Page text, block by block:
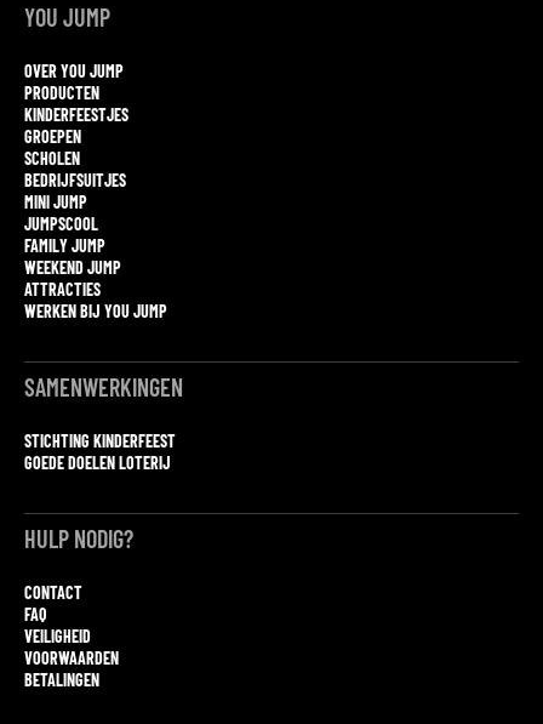
YOU JUMP
OVER YOU JUMP
PRODUCTEN
KINDERFEESTJES
GROEPEN
SCHOLEN
BEDRIJFSUITJES
MINI JUMP
JUMPSCOOL
FAMILY JUMP
WEEKEND JUMP
ATTRACTIES
WERKEN BIJ YOU JUMP
SAMENWERKINGEN
STICHTING KINDERFEEST
GOEDE DOELEN LOTERIJ
HULP NODIG?
CONTACT
FAQ
VEILIGHEID
VOORWAARDEN
BETALINGEN